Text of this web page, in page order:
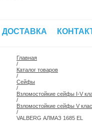
ДОСТАВКА
Главная
/
Каталог товаров
/
Сейфы
/
Взломостойкие сейфы I-V
/
Взломостойкие сейфы V
/
VALBERG АЛМАЗ 1685 EL